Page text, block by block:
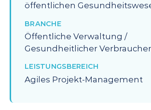
öffentlichen
BRANCHE
Öffentliche Verwaltung /
Gesundheitlicher
LEISTUNGSBEREICH
Agiles Projekt-Management